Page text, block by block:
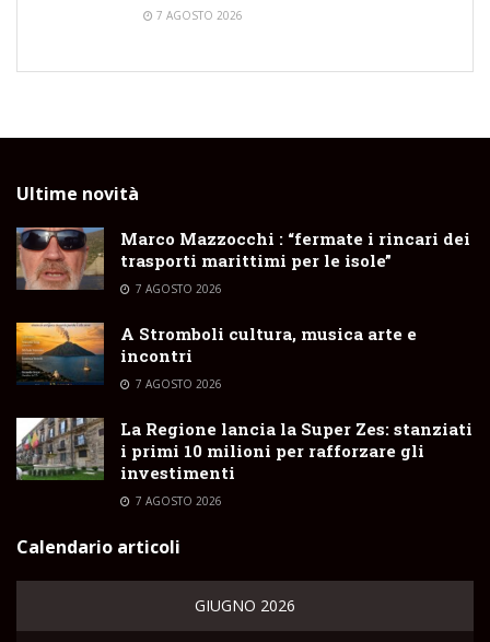
7 AGOSTO 2026
Ultime novità
Marco Mazzocchi : “fermate i rincari dei
trasporti marittimi per le isole”
7 AGOSTO 2026
A Stromboli cultura, musica arte e
incontri
7 AGOSTO 2026
La Regione lancia la Super Zes: stanziati
i primi 10 milioni per rafforzare gli
investimenti
7 AGOSTO 2026
Calendario articoli
GIUGNO 2026